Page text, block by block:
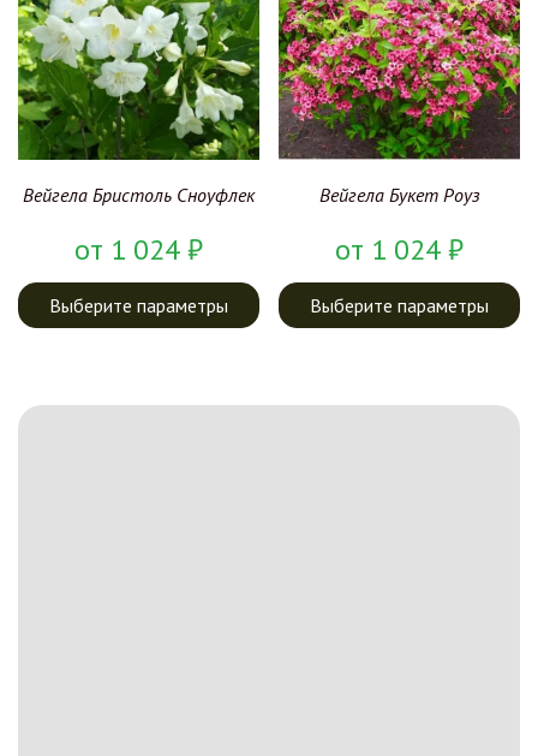
Вейгела Бристоль Сноуфлек
от 1 024₽
Выберите параметры
Вейгела Букет Роуз
от 1 024₽
Выберите параметры